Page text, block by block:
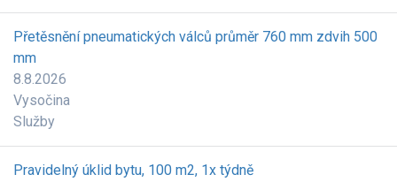
Přetěsnění pneumatických válců průměr 760 mm zdvih 500
mm
8.8.2026
Vysočina
Služby
Pravidelný úklid bytu, 100 m2, 1x týdně